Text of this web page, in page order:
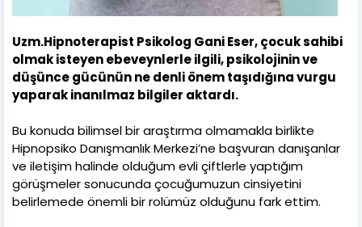
Uzm.Hipnoterapist Psikolog Gani Eser, çocuk sahibi
olmak isteyen ebeveynlerle ilgili, psikolojinin ve
düşünce gücünün ne denli önem taşıdığına vurgu
yaparak inanılmaz bilgiler aktardı.
Bu konuda bilimsel bir araştırma olmamakla birlikte
Hipnopsiko Danışmanlık Merkezi’ne başvuran danışanlar
ve iletişim halinde olduğum evli çiftlerle yaptığım
görüşmeler sonucunda çocuğumuzun cinsiyetini
belirlemede önemli bir rolümüz olduğunu fark ettim.